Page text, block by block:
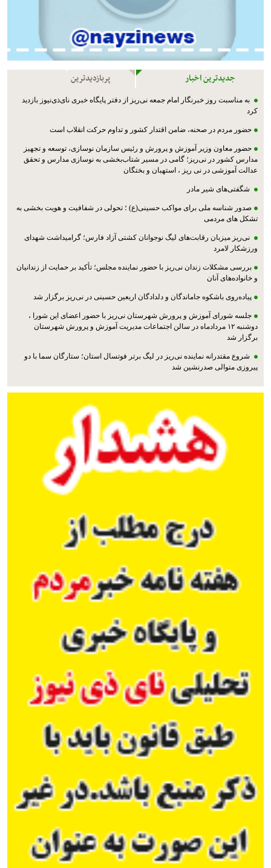
جدیدترین اخبار پربازدیدترین
به مناسبت روز خبرنگار امام جمعه نی‌ریز از دفتر پایگاه خبری نای‌ذی‌نیوز بازدید
کرد
حضور مردم در صحنه، ضامن اقتدار کشور و تداوم حرکت انقلاب است
حضور معاون وزیر آموزش و پرورش و رئیس سازمان نوسازی، توسعه و تجهیز
مدارس کشور در نی‌ریز؛ گامی در مسیر شتاب‌بخشی به نوسازی مدارس و تحقق
عدالت آموزشی در نی ریز ، استهبان و بختگان
شگفتی‌های شیر مادر
صدور شناسه ملی برای مواکب حسینی(ع) ؛ تحولی در شفافیت و هویت بخشی به
تشکل های مردمی
نی‌ریز میزبان رقابت‌های لیگ نوجوانان کشتی آزاد فارس؛ گرامیداشت شهدای
ورزشکار لامرد
بررسی مشکلات زندان نی‌ریز با حضور نماینده مجلس؛ تأکید بر حمایت از زندانیان
و خانواده‌های آنان
پیاده‌روی باشکوه جاماندگان و دلدادگان اربعین حسینی در نی‌ریز برگزار شد
جلسه شورای آموزش و پرورش شهرستان نی‌ریز با حضور اعضای این شورا ،
دوشنبه ۱۲ مردادماه در سالن اجتماعات مدیریت آموزش و پرورش شهرستان
برگزار شد
شروع مقتدرانه نماینده نی‌ریز در لیگ برتر فوتسال استان؛ ستارگان سما با دو
پیروزی متوالی صدرنشین شد